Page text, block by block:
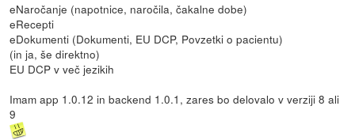
eNaročanje (napotnice, naročila, čakalne dobe)
eRecepti
eDokumenti (Dokumenti, EU DCP, Povzetki o pacientu)
(in ja, še direktno)
EU DCP v več jezikih
Imam app 1.0.12 in backend 1.0.1, zares bo delovalo v verziji 8 ali
9